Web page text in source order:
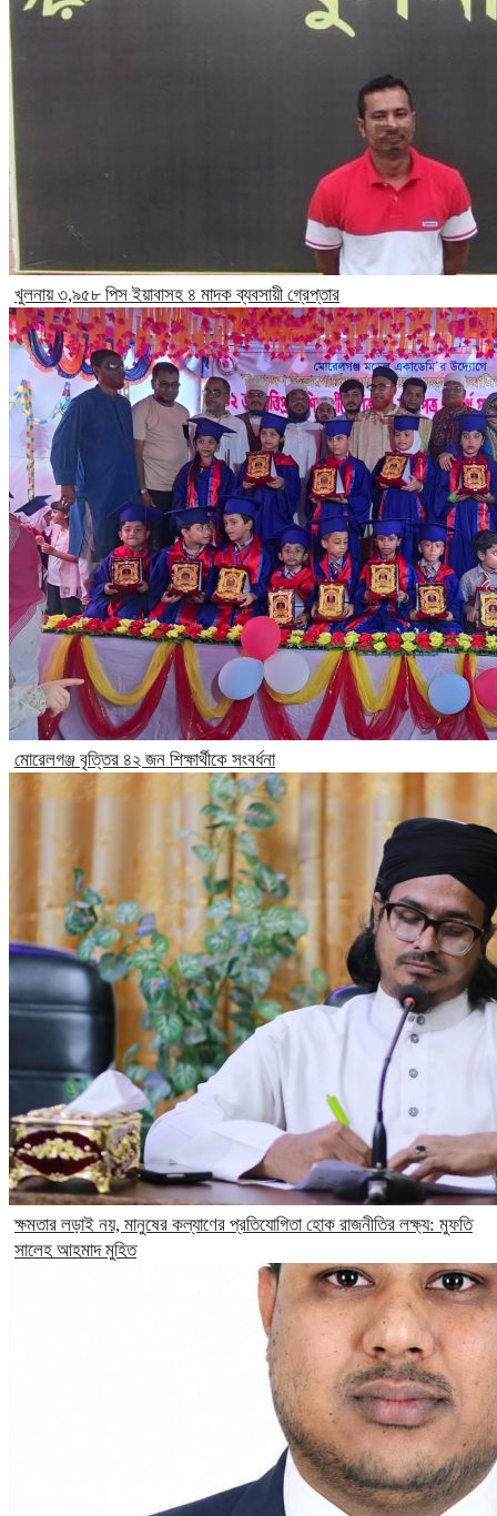
খুলনায় ৩,৯৫৮ পিস ইয়াবাসহ ৪ মাদক ব্যবসায়ী গ্রেপ্তার
মোরেলগঞ্জ বৃত্তির ৪২ জন শিক্ষার্থীকে সংবর্ধনা
ক্ষমতার লড়াই নয়, মানুষের কল্যাণের প্রতিযোগিতা হোক রাজনীতির লক্ষ্য: মুফতি
সালেহ আহমাদ মুহিত